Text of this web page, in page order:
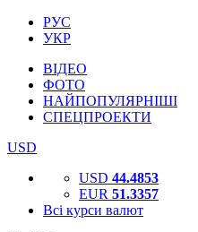
РУС
УКР
ВІДЕО
ФОТО
НАЙПОПУЛЯРНІШІ
СПЕЦПРОЕКТИ
USD
USD 44.4853
EUR 51.3357
Всі курси валют